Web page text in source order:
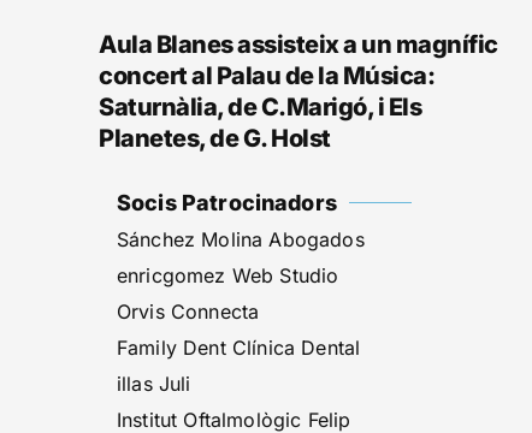
Aula Blanes assisteix a un magnífic
concert al Palau de la Música:
Saturnàlia, de C.Marigó, i Els
Planetes, de G. Holst
Socis Patrocinadors
Sánchez Molina Abogados
enricgomez Web Studio
Orvis Connecta
Family Dent Clínica Dental
illas Juli
Institut Oftalmològic Felip